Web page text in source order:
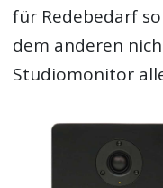
für Redebedarf
dem anderen
Studiomonitor